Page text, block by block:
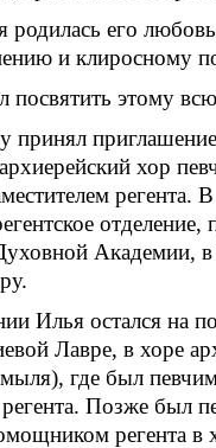
родилась его
и клиросному
посвятить этому
принял
хор
регента.
отделение,
Академии,
Илья остался на
Лавре, в хоре
где был
Позже был
регента в